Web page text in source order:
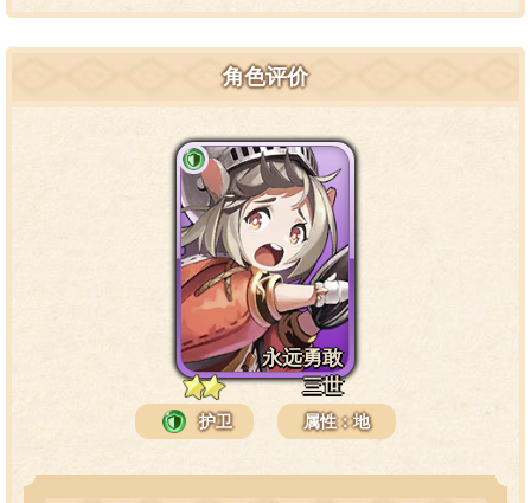
这点，她被人视作深藏不露的高手。可这对于永远勇敢
为了让自己的名号响亮地传开，她成立了仓鼠游侠骑士
团，至于那之后，就是个很长的故事了……
角色评价
永远勇敢
三世
护卫 属性：地